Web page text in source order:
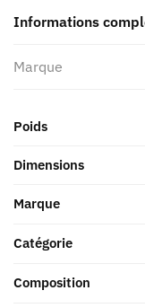
Malaguti
N°48
1
Informations
Marque
Poids
Dimensions
Marque
Catégorie
Composition